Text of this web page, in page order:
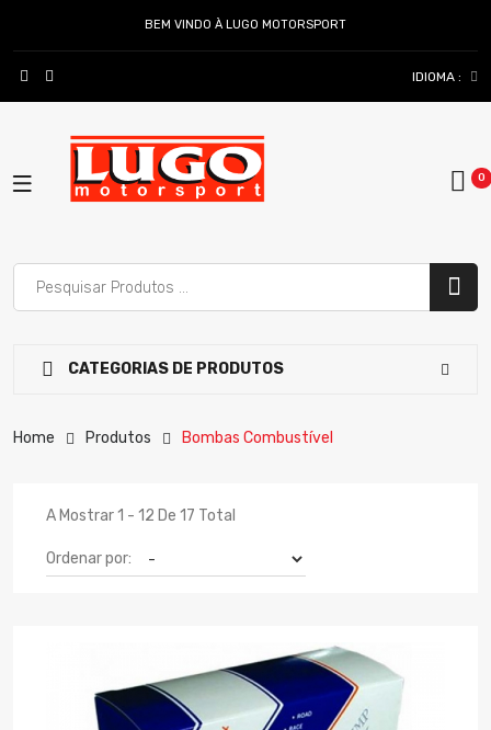
BEM VINDO À LUGO MOTORSPORT
IDIOMA :
CATEGORIAS DE PRODUTOS
Home Produtos Bombas Combustível
A Mostrar 1 - 12 De 17 Total
Ordenar por: